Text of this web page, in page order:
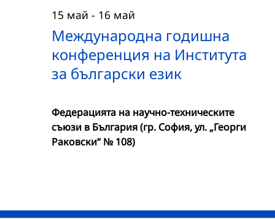
Международна годишна
конференция на Института
за български език
15 май - 16 май
Федерацията на научно-техническите
съюзи в България (гр. София, ул. „Георги
Раковски“ № 108)